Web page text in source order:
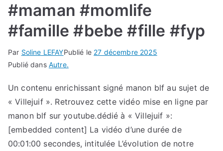
#maman #momlife
#famille #bebe #fille #fyp
Par Soline LEFAYPublié le 27 décembre 2025
Publié dans Autre.
Un contenu enrichissant signé manon blf au sujet de
« Villejuif ». Retrouvez cette vidéo mise en ligne par
manon blf sur youtube.dédié à « Villejuif »:
[embedded content] La vidéo d’une durée de
00:01:00 secondes, intitulée L’évolution de notre